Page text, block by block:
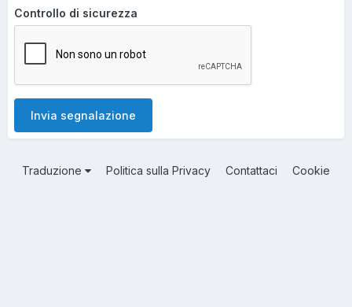
Controllo di sicurezza
Invia segnalazione
Traduzione Politica sulla Privacy Contattaci Cookie